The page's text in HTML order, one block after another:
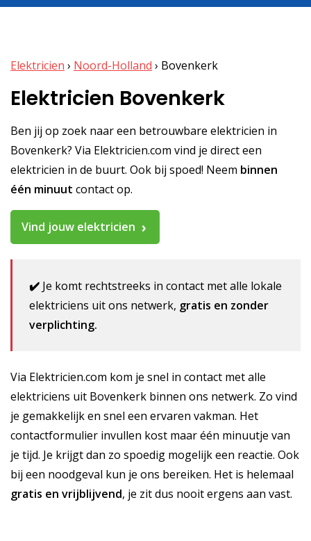
Elektricien › Noord-Holland › Bovenkerk
Elektricien Bovenkerk
Ben jij op zoek naar een betrouwbare elektricien in
Bovenkerk? Via Elektricien.com vind je direct een
elektricien in de buurt. Ook bij spoed! Neem binnen
één minuut contact op.
Vind jouw elektricien
✔️ Je komt rechtstreeks in contact met alle lokale
elektriciens uit ons netwerk, gratis en zonder
verplichting.
Via Elektricien.com kom je snel in contact met alle
elektriciens uit Bovenkerk binnen ons netwerk. Zo vind
je gemakkelijk en snel een ervaren vakman. Het
contactformulier invullen kost maar één minuutje van
je tijd. Je krijgt dan zo spoedig mogelijk een reactie. Ook
bij een noodgeval kun je ons bereiken. Het is helemaal
gratis en vrijblijvend, je zit dus nooit ergens aan vast.